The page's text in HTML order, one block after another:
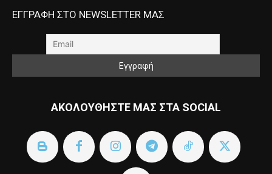
ΕΓΓΡΑΦΗ ΣΤΟ NEWSLETTER ΜΑΣ
ΑΚΟΛΟΥΘΗΣΤΕ ΜΑΣ ΣΤΑ SOCIAL